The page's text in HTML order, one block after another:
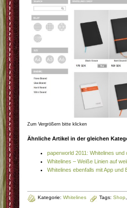
Zum Vergrößern bitte klicken
Ähnliche Artikel in der gleichen
paperworld 2011: Whitelines und
Whitelines – Weiße Linien auf
Whitelines ebenfalls mit App und
Kategorie: Whitelines Tags: Shop